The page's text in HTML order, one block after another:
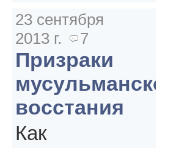
23 сентября
2013 г.
7
Призраки
мусульманского
восстания
Как